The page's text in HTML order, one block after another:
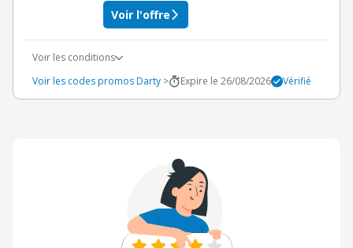
Voir l'offre
Voir les conditions
Voir les codes promos Darty >
Expire le 26/08/2026 Vérifié